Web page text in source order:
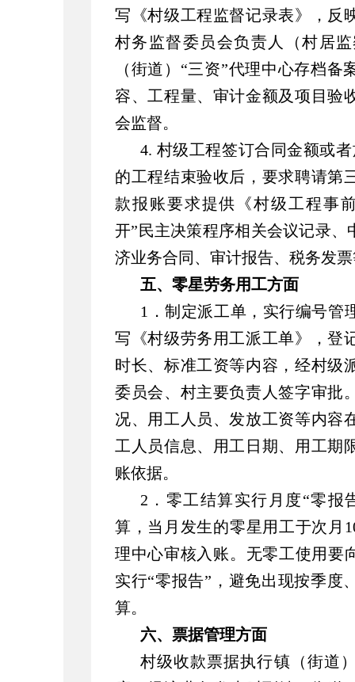
写《村级工程监督记录表》，反
村务监督委员会负责人（村居
（街道）“三资”代理中心存档
容、工程量、审计金额及项目验
会监督。
4. 村级工程签订合同金额或
的工程结束验收后，要求聘请第
款报账要求提供《村级工程事
开”民主决策程序相关会议记录
济业务合同、审计报告、税务发
五、零星劳务用工方面
1．制定派工单，实行编号管
写《村级劳务用工派工单》，登
时长、标准工资等内容，经村级
委员会、村主要负责人签字审批
况、用工人员、发放工资等内容
工人员信息、用工日期、用工期
账依据。
2．零工结算实行月度“零报
算，当月发生的零星用工于次月
理中心审核入账。无零工使用要
实行“零报告”，避免出现按季度
算。
六、票据管理方面
村级收款票据执行镇（街道